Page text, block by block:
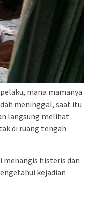
mana mamanya
meninggal, saat itu
langsung melihat
di ruang tengah
histeris dan
kejadian